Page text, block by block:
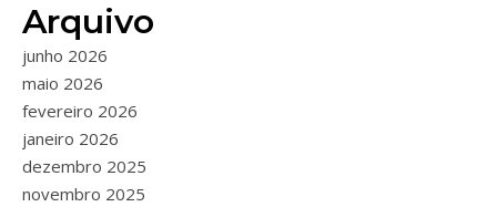
Arquivo
junho 2026
maio 2026
fevereiro 2026
janeiro 2026
dezembro 2025
novembro 2025